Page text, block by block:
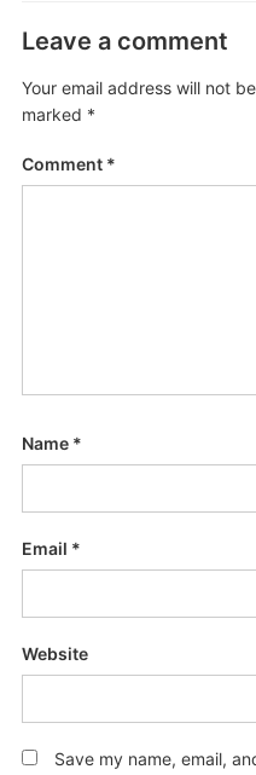
Leave a comment
Your email address will not
marked *
Comment *
Name *
Email *
Website
Save my name, email,